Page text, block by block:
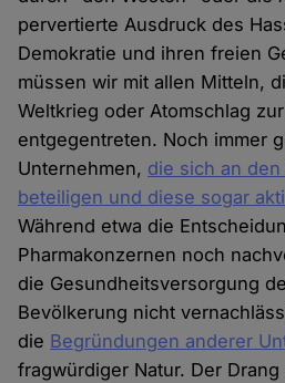
pervertierte Ausdruck des
Demokratie und ihren freien
müssen wir mit allen Mitteln,
Weltkrieg oder Atomschlag
entgegentreten. Noch immer
Unternehmen, die sich an
beteiligen und diese sogar
Während etwa die
Pharmakonzernen noch
die Gesundheitsversorgung
Bevölkerung nicht
die Begründungen anderer
fragwürdiger Natur. Der